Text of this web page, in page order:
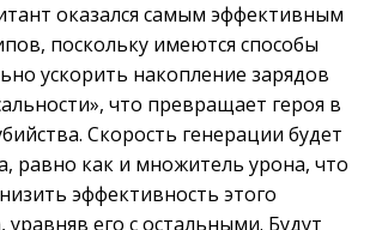
оказался самым эффективным
поскольку имеются способы
ускорить накопление зарядов
что превращает героя в
Скорость генерации будет
равно как и множитель урона, что
эффективность этого
уравняв его с остальными. Будут